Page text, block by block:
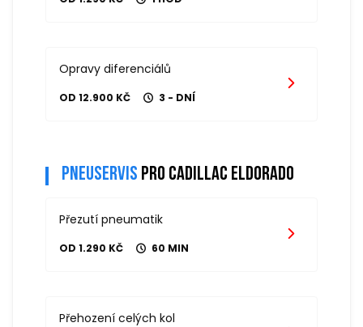
Opravy diferenciálů
OD 12.900 KČ 3 - DNÍ
Pneuservis pro cadillac eldorado
Přezutí pneumatik
OD 1.290 KČ 60 MIN
Přehození celých kol